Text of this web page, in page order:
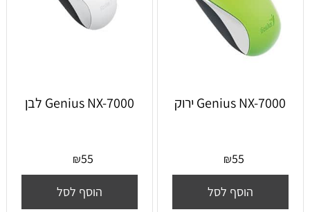
Genius NX-7000 ירוק
₪55
הוסף לסל
Genius NX-7000 לבן
₪55
הוסף לסל